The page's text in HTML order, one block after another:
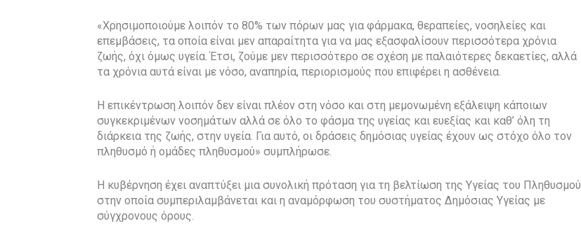
«Χρησιμοποιούμε λοιπόν το 80% των πόρων μας για φάρμακα, θεραπείες, νοσηλείες και
επεμβάσεις, τα οποία είναι μεν απαραίτητα για να μας εξασφαλίσουν περισσότερα χρόνια
ζωής, όχι όμως υγεία. Έτσι, ζούμε μεν περισσότερο σε σχέση με παλαιότερες δεκαετίες, αλλά
τα χρόνια αυτά είναι με νόσο, αναπηρία, περιορισμούς που επιφέρει η ασθένεια.
Η επικέντρωση λοιπόν δεν είναι πλέον στη νόσο και στη μεμονωμένη εξάλειψη κάποιων
συγκεκριμένων νοσημάτων αλλά σε όλο το φάσμα της υγείας και ευεξίας και καθ’ όλη τη
διάρκεια της ζωής, στην υγεία. Για αυτό, οι δράσεις δημόσιας υγείας έχουν ως στόχο όλο τον
πληθυσμό ή ομάδες πληθυσμού» συμπλήρωσε.
Η κυβέρνηση έχει αναπτύξει μια συνολική πρόταση για τη βελτίωση της Υγείας του Πληθυσμού
στην οποία συμπεριλαμβάνεται και η αναμόρφωση του συστήματος Δημόσιας Υγείας με
σύγχρονους όρους.